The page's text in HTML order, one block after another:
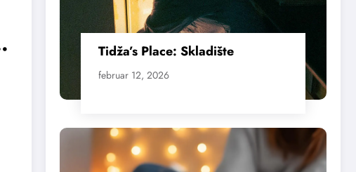
Tidža’s Place: Skladište
februar 12, 2026